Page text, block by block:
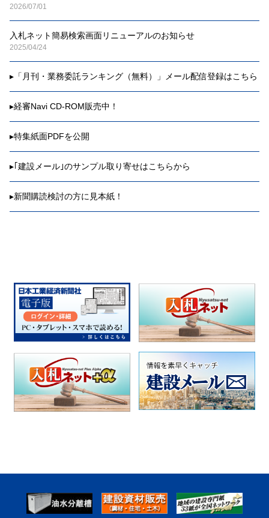
2026/07/01
入札ネット簡易検索画面リニューアルのお知らせ
2025/04/24
▸ 「月刊・業務委託ランキング（無料）」メール配信登録はこちら
▸経審Navi CD-ROM販売中！
▸特集紙面PDFを公開
▸ ｢建設メール｣のサンプル取り寄せはこちらから
▸新聞購読検討の方に見本紙！